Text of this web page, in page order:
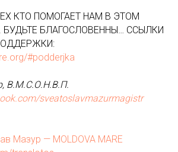
КТО ПОМОГАЕТ НАМ В ЭТОМ
БУДЬТЕ БЛАГОСЛОВЕННЫ… ССЫЛКИ
#podderjka
В.М.С.О.Н.В.П.
sveatoslavmazurmagistr
Мазур — MOLDOVA MARE